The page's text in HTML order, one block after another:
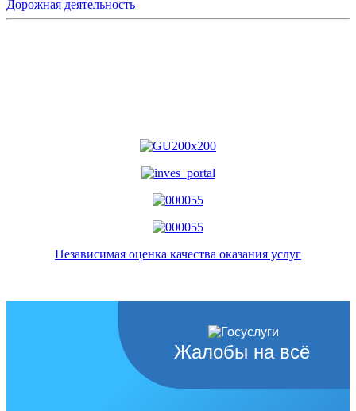
Дорожная деятельность
Независимая оценка качества оказания услуг
Жалобы на всё